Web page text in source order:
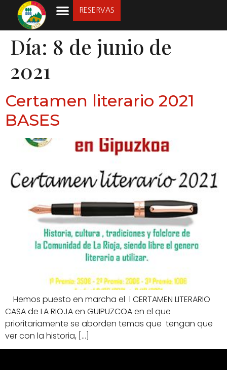
RESERVAS
Día: 8 de junio de
2021
Certamen literario 2021
BASES
Hemos puesto en marcha el l CERTAMEN LITERARIO
CASA de LA RIOJA en GUIPUZCOA en el que
prioritariamente se aborden temas que tengan que
ver con la historia, […]